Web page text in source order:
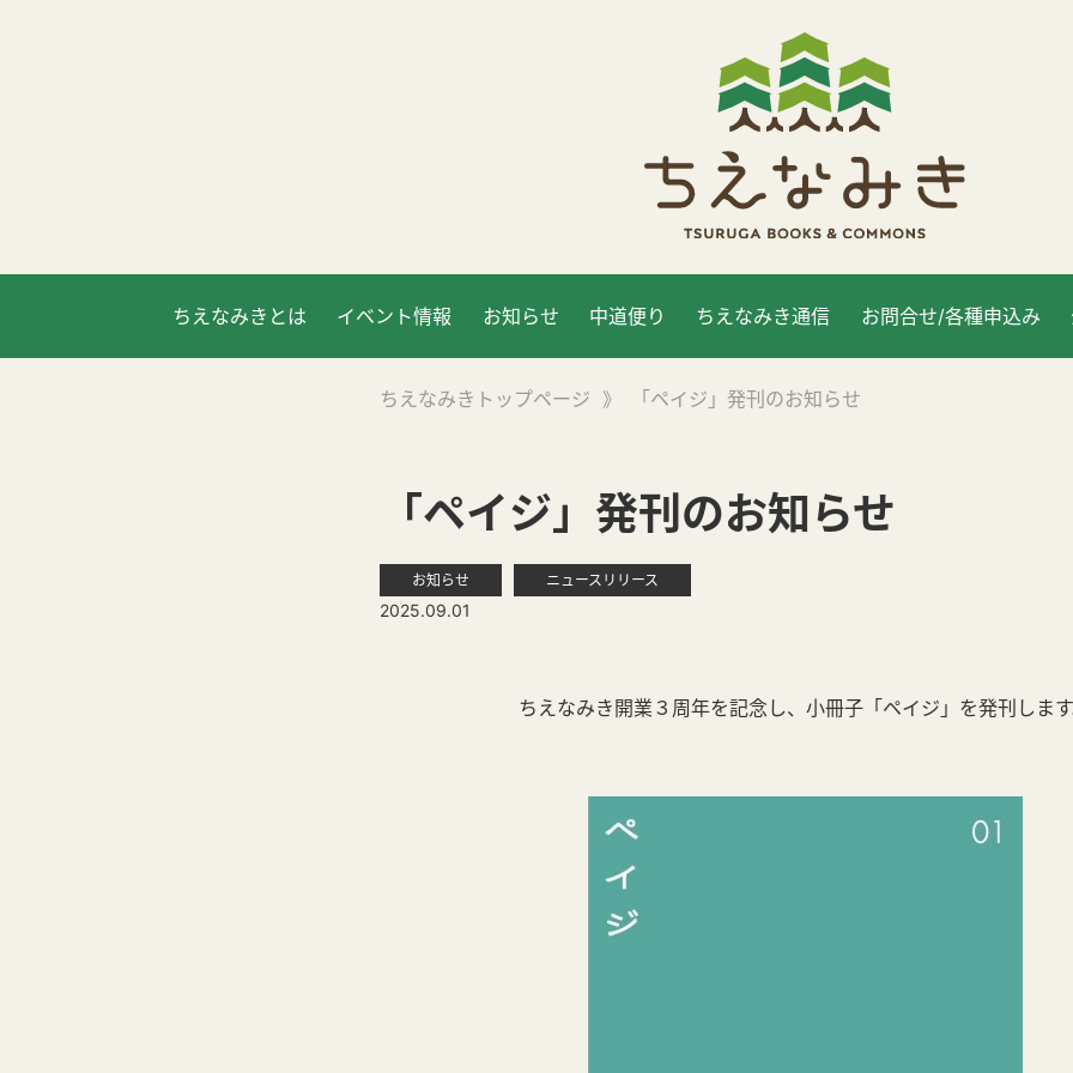
ちえなみきとは イベント情報 お知らせ 中道便り ちえなみき通信 お問合せ/各種申込み
ちえなみきトップページ 》 「ペイジ」発刊のお知らせ
「ペイジ」発刊のお知らせ
お知らせ ニュースリリース
2025.09.01
ちえなみき開業３周年を記念し、小冊子「ペイジ」を発刊しま